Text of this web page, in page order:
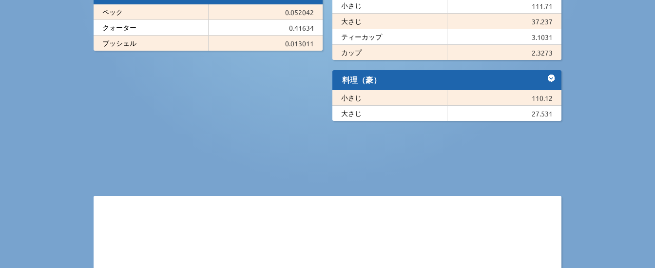
ペック
0.052042
クォーター
0.41634
ブッシェル
0.013011
小さじ
111.71
大さじ
37.237
ティーカップ
3.1031
カップ
2.3273
料理（豪）
小さじ
110.12
大さじ
27.531